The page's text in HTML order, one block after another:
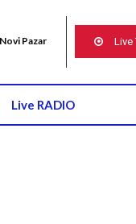
Novi Pazar Live
Live RADIO